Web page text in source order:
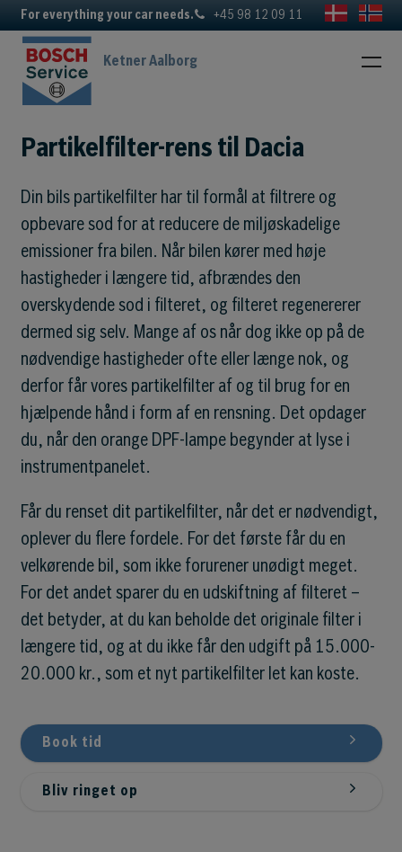
For everything your car needs. +45 98 12 09 11
Ketner Aalborg
Partikelfilter-rens til Dacia
Din bils partikelfilter har til formål at filtrere og
opbevare sod for at reducere de miljøskadelige
emissioner fra bilen. Når bilen kører med høje
hastigheder i længere tid, afbrændes den
overskydende sod i filteret, og filteret regenererer
dermed sig selv. Mange af os når dog ikke op på de
nødvendige hastigheder ofte eller længe nok, og
derfor får vores partikelfilter af og til brug for en
hjælpende hånd i form af en rensning. Det opdager
du, når den orange DPF-lampe begynder at lyse i
instrumentpanelet.
Får du renset dit partikelfilter, når det er nødvendigt,
oplever du flere fordele. For det første får du en
velkørende bil, som ikke forurener unødigt meget.
For det andet sparer du en udskiftning af filteret –
det betyder, at du kan beholde det originale filter i
længere tid, og at du ikke får den udgift på 15.000-
20.000 kr., som et nyt partikelfilter let kan koste.
Book tid
Bliv ringet op